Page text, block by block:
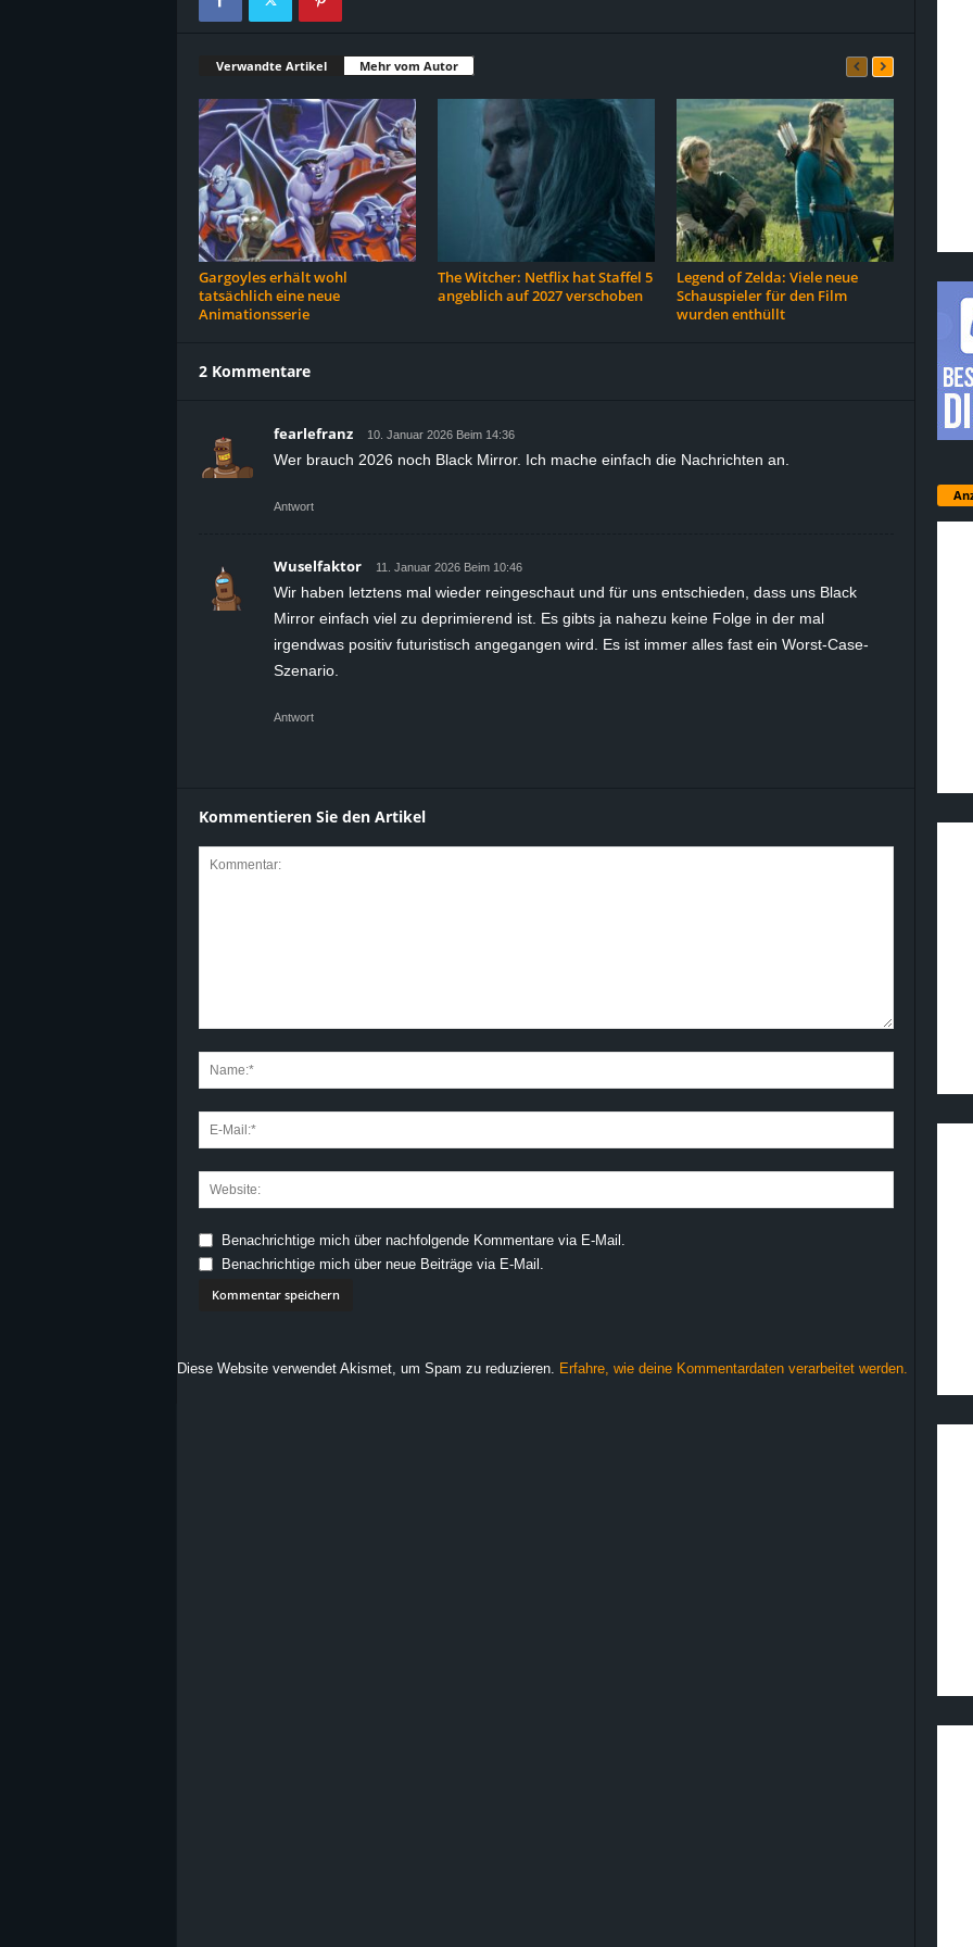
Verwandte Artikel Mehr vom Autor
Gargoyles erhält wohl
tatsächlich eine neue
Animationsserie
The Witcher: Netflix hat Staffel 5
angeblich auf 2027 verschoben
Legend of Zelda: Viele neue
Schauspieler für den Film
wurden enthüllt
2 Kommentare
fearlefranz 10. Januar 2026 Beim 14:36
Wer brauch 2026 noch Black Mirror. Ich mache einfach die Nachrichten an.
Antwort
Wuselfaktor 11. Januar 2026 Beim 10:46
Wir haben letztens mal wieder reingeschaut und für uns entschieden, dass uns Black
Mirror einfach viel zu deprimierend ist. Es gibts ja nahezu keine Folge in der mal
irgendwas positiv futuristisch angegangen wird. Es ist immer alles fast ein Worst-Case-
Szenario.
Antwort
Kommentieren Sie den Artikel
Benachrichtige mich über nachfolgende Kommentare via E-Mail.
Benachrichtige mich über neue Beiträge via E-Mail.
Diese Website verwendet Akismet, um Spam zu reduzieren. Erfahre, wie deine Kommentardaten verarbeitet werden.